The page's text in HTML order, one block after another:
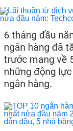
6 tháng đầu
ngân hàng đã
trước mang về
những động
ngân hàng.